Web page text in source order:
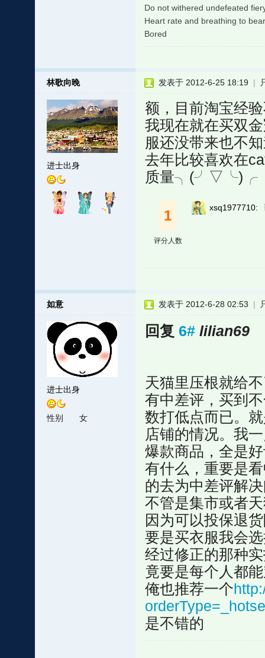
Do not withered undefeated
Heart rate and breathing to
Bored
林歌向晚
进士出身
发表于 2012-6-25 18:19 |
额，目前淘宝经
我现在就在买双
服还没带来也不
去年比较喜欢在
质量╮(╯▽╰)╭
1
评分人数
xsq1977710:
如意
进士出身
性别 女
发表于 2012-6-28 02:53 |
回复 6# lilian69
天猫里压根就给
有中差评，买到
数打低点而已。
店铺的情况。我
爆款商品，全是
有什么，重要是
的去为中差评解
不管是集市或者
因为可以投保退
要是买衣服我会
经过修正的那种
竟要是每个人都
俺也推荐一个
是不错的